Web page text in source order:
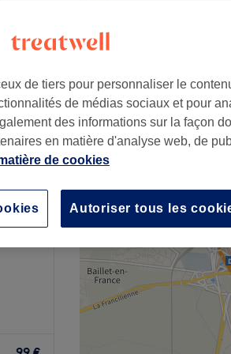
75 €
de tiers pour personnaliser le
de médias sociaux et pour
des informations sur la façon
en matière d'analyse web, de
de cookies
Autoriser tous les